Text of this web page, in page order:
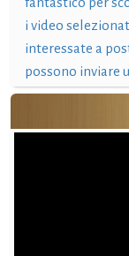
i video
interessate a
possono inviare